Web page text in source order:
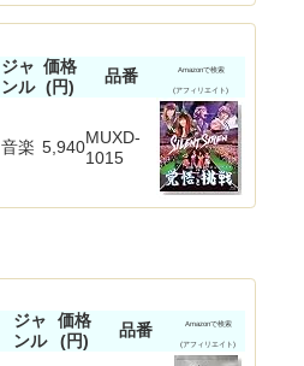
ジャ
ンル
価格
(円)
品番 Amazonで検索
(アフィリエイト)
音楽 5,940MUXD-
1015
ジャ
ンル
価格
(円)
品番 Amazonで検索
(アフィリエイト)